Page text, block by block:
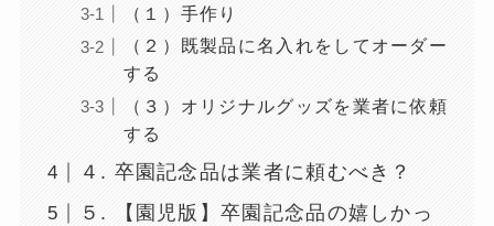
（１）手作り
（２）既製品に名入れをしてオーダー
する
（３）オリジナルグッズを業者に依頼
する
４. 卒園記念品は業者に頼むべき？
５. 【園児版】卒園記念品の嬉しかっ